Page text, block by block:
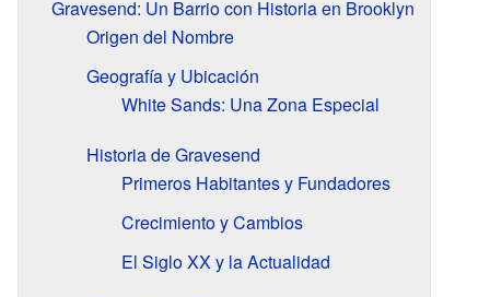
Gravesend: Un Barrio con Historia en Brooklyn
Origen del Nombre
Geografía y Ubicación
White Sands: Una Zona Especial
Historia de Gravesend
Primeros Habitantes y Fundadores
Crecimiento y Cambios
El Siglo XX y la Actualidad